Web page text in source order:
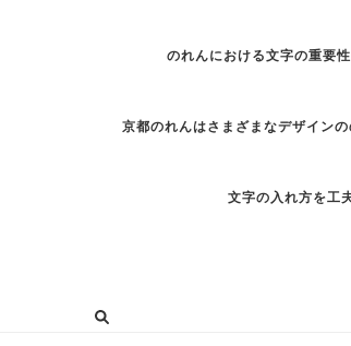
のれんにおける文字の重要性
京都のれんはさまざまなデザイン
文字の入れ方を工